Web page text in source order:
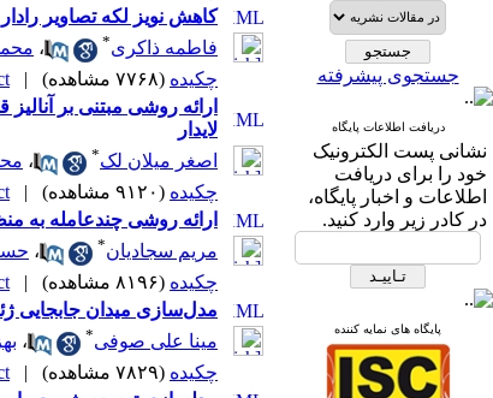
جستجوی پیشرفته
دریافت اطلاعات پایگاه
نشانی پست الکترونیک
خود را برای دریافت
اطلاعات و اخبار پایگاه،
در کادر زیر وارد کنید.
پایگاه های نمایه کننده
کاهش نویز لکه تصاویر
فاطمه ذاکری* ،
چکیده (۷۷۶۸ مشاهده) |
|
ارائه روشی مبتنی بر
لایدار
اصغر میلان لک* ،
چکیده (۹۱۲۰ مشاهده) |
|
ارائه روشی چندعامله به
مریم سجادیان* ،
چکیده (۸۱۹۶ مشاهده) |
|
مدل‌سازی میدان جابجایی
مینا علی صوفی* ،
چکیده (۷۸۲۹ مشاهده) |
|